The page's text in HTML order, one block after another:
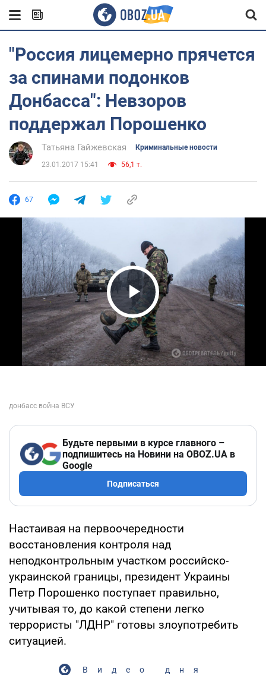
"Россия лицемерно прячется
за спинами подонков
Донбасса": Невзоров
поддержал Порошенко
Татьяна Гайжевская Криминальные новости
23.01.2017 15:41 56,1 т.
67
Play Video
Будьте первыми в курсе главного –
подпишитесь на Новини на OBOZ.UA в
Google
Подписаться
Настаивая на первоочередности
восстановления контроля над
неподконтрольным участком российско-
украинской границы, президент Украины
Петр Порошенко поступает правильно,
учитывая то, до какой степени легко
террористы "ЛДНР" готовы злоупотребить
ситуацией.
Видео дня